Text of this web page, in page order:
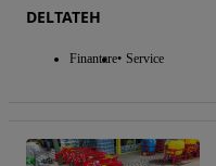
DELTATEH
Finantare Service